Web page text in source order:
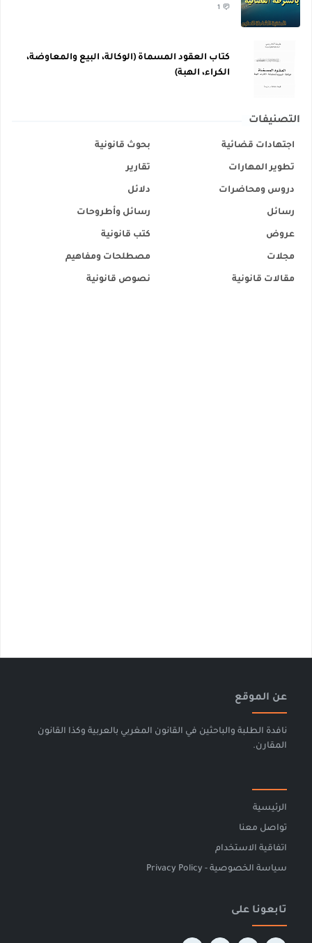
1
كتاب العقود المسماة (الوكالة، البيع والمعاوضة،
الكراء، الهبة)
التصنيفات
اجتهادات قضائية بحوث قانونية
تطوير المهارات تقارير
دروس ومحاضرات دلائل
رسائل رسائل وأطروحات
عروض كتب قانونية
مجلات مصطلحات ومفاهيم
مقالات قانونية نصوص قانونية
عن الموقع
نافدة الطلبة والباحثين في القانون المغربي بالعربية وكذا القانون
المقارن.
الرئيسية
تواصل معنا
اتفاقية الاستخدام
سياسة الخصوصية - Privacy Policy
تابعونا على